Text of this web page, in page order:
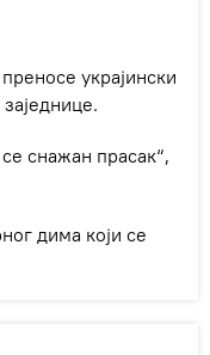
украјински
снажан прасак“,
дима који се